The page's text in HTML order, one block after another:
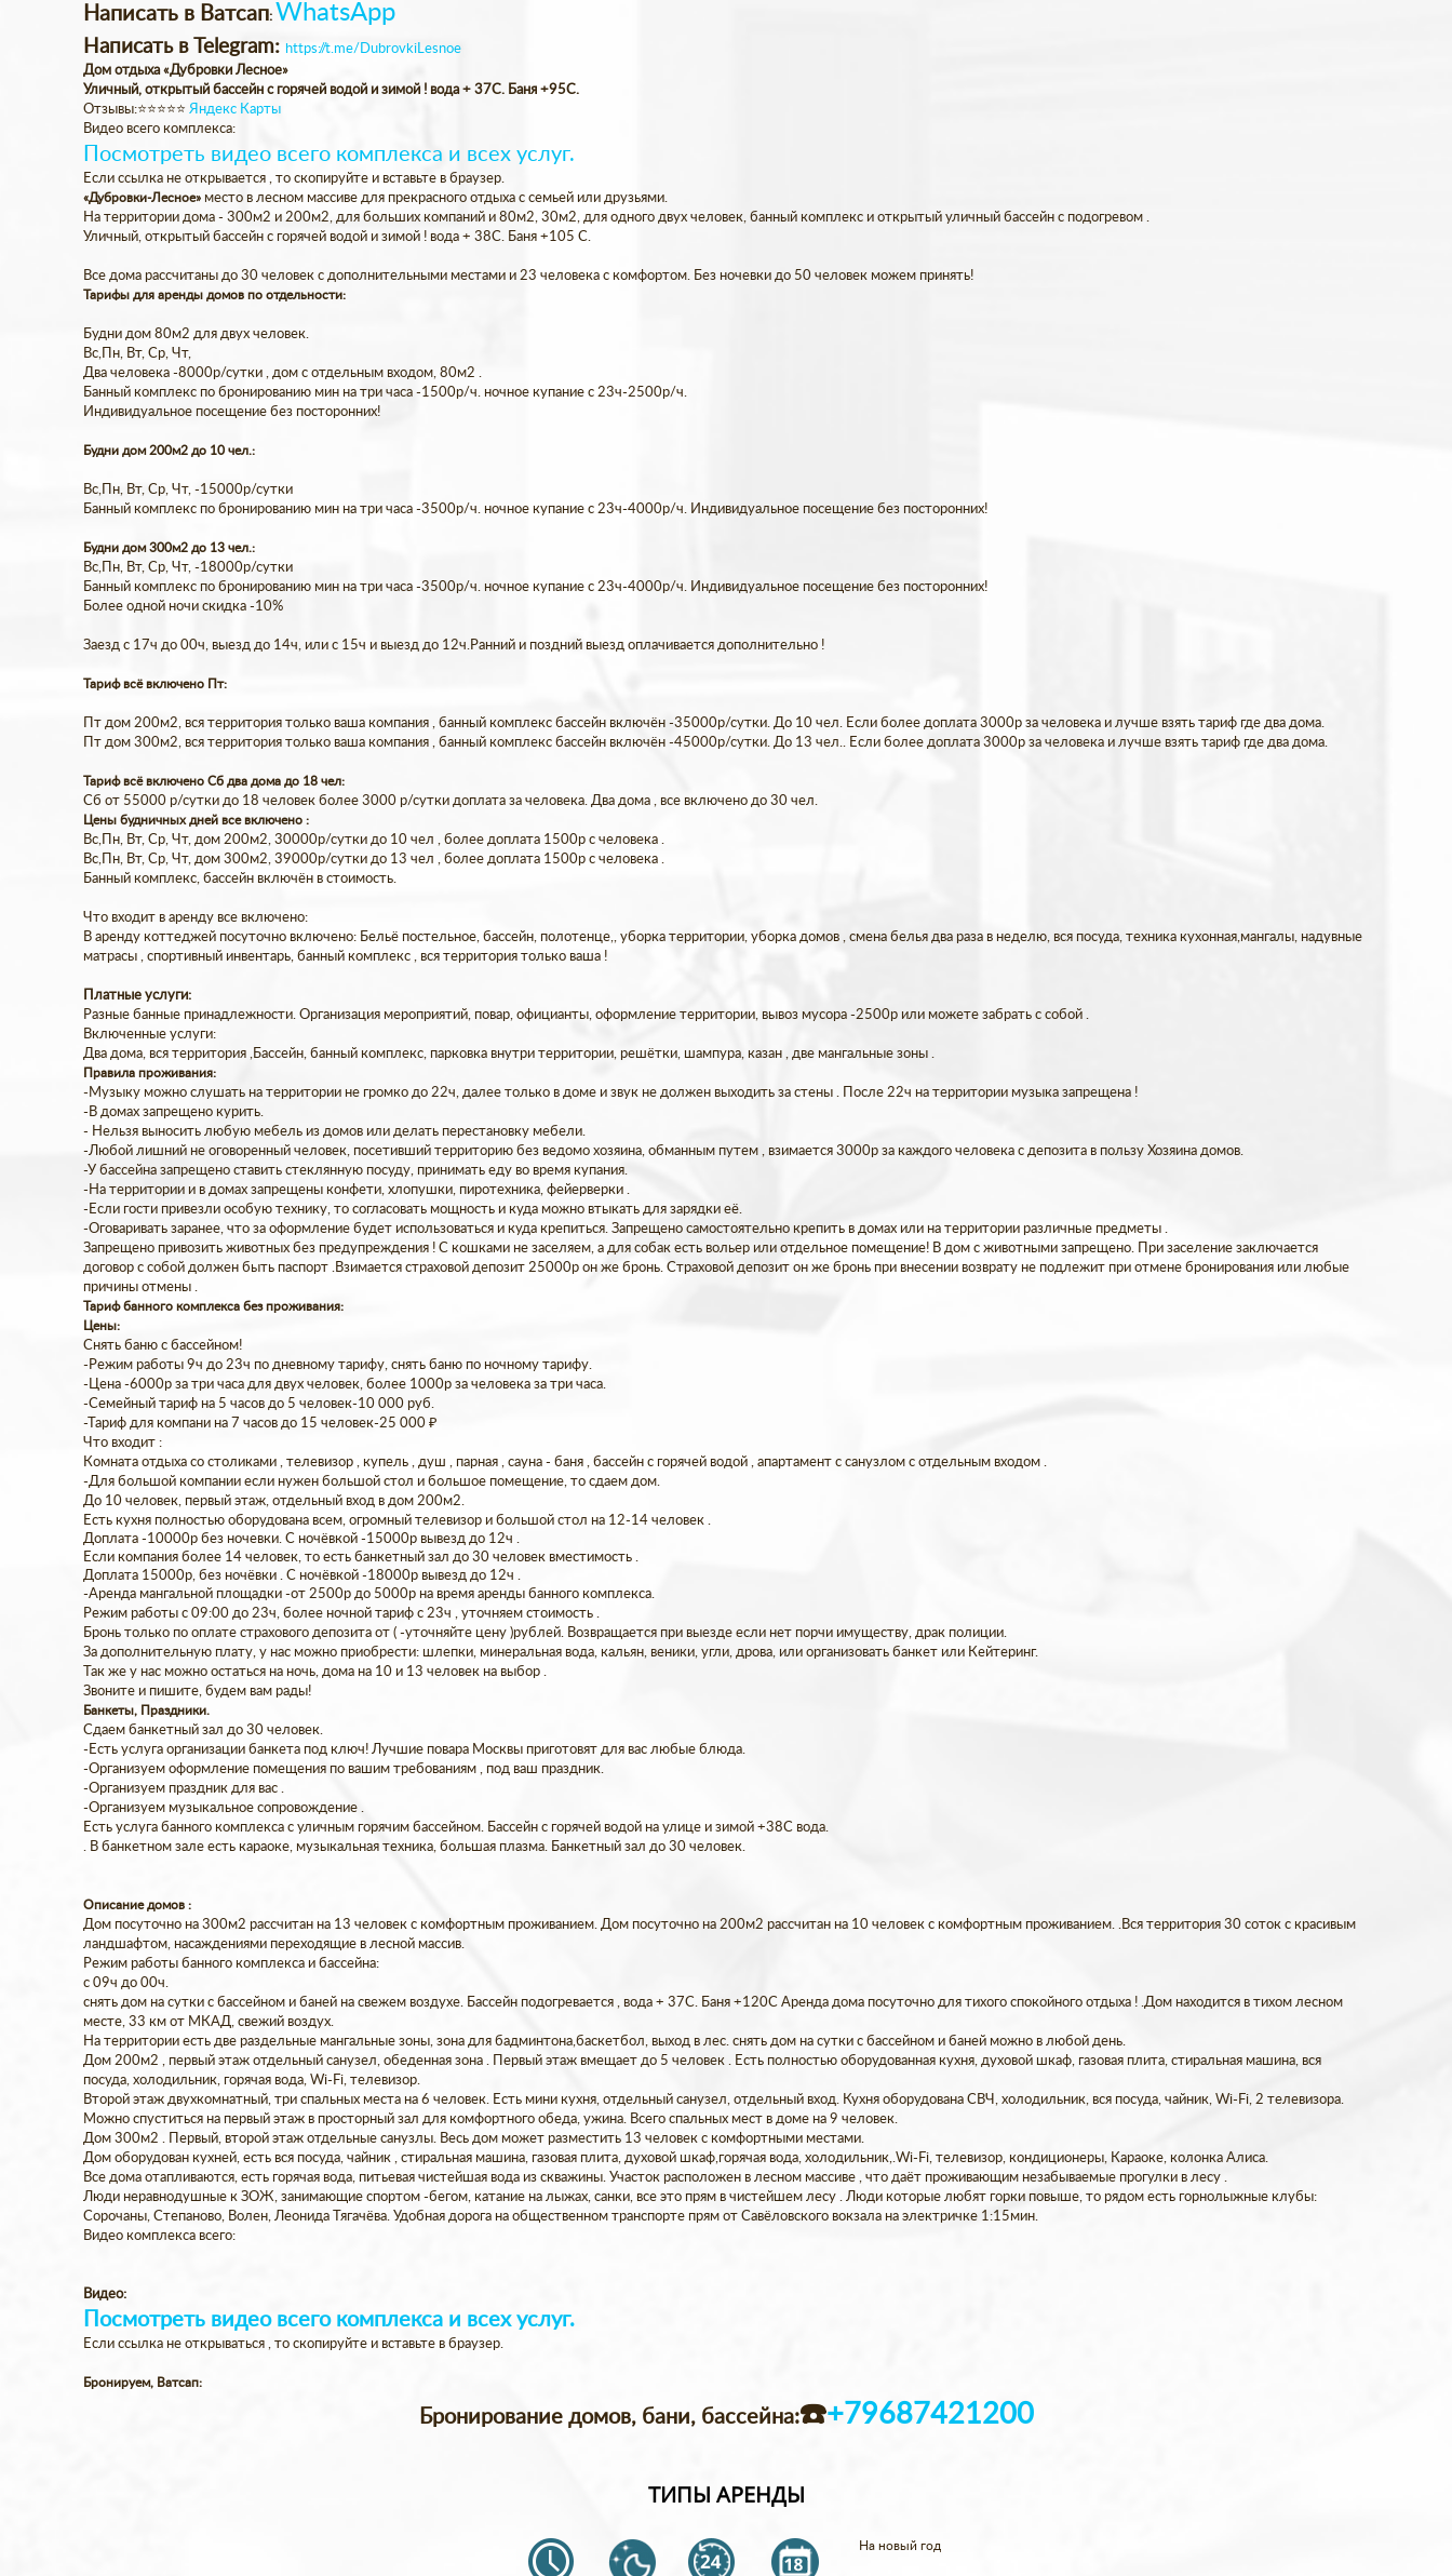
Написать в Ватсап: WhatsApp
Написать в Telegram: https://t.me/DubrovkiLesnoe
Дом отдыха «Дубровки Лесное»
Уличный, открытый бассейн с горячей водой и зимой ! вода + 37С. Баня +95С.
Отзывы:⭐️⭐️⭐️⭐️⭐️ Яндекс Карты
Видео всего комплекса:
Посмотреть видео всего комплекса и всех услуг.
Если ссылка не открывается , то скопируйте и вставьте в браузер.
«Дубровки-Лесное» место в лесном массиве для прекрасного отдыха с семьей или друзьями.
На территории дома - 300м2 и 200м2, для больших компаний и 80м2, 30м2, для одного двух человек, банный комплекс и открытый уличный бассейн с подогревом .
Уличный, открытый бассейн с горячей водой и зимой ! вода + 38С. Баня +105 С.
Все дома рассчитаны до 30 человек с дополнительными местами и 23 человека с комфортом. Без ночевки до 50 человек можем принять!
Тарифы для аренды домов по отдельности:
Будни дом 80м2 для двух человек.
Вс,Пн, Вт, Ср, Чт,
Два человека -8000р/сутки , дом с отдельным входом, 80м2 .
Банный комплекс по бронированию мин на три часа -1500р/ч. ночное купание с 23ч-2500р/ч.
Индивидуальное посещение без посторонних!
Будни дом 200м2 до 10 чел.:
Вс,Пн, Вт, Ср, Чт, -15000р/сутки
Банный комплекс по бронированию мин на три часа -3500р/ч. ночное купание с 23ч-4000р/ч. Индивидуальное посещение без посторонних!
Будни дом 300м2 до 13 чел.:
Вс,Пн, Вт, Ср, Чт, -18000р/сутки
Банный комплекс по бронированию мин на три часа -3500р/ч. ночное купание с 23ч-4000р/ч. Индивидуальное посещение без посторонних!
Более одной ночи скидка -10%
Заезд с 17ч до 00ч, выезд до 14ч, или с 15ч и выезд до 12ч.Ранний и поздний выезд оплачивается дополнительно !
Тариф всё включено Пт:
Пт дом 200м2, вся территория только ваша компания , банный комплекс бассейн включён -35000р/сутки. До 10 чел. Если более доплата 3000р за человека и лучше взять тариф где два дома.
Пт дом 300м2, вся территория только ваша компания , банный комплекс бассейн включён -45000р/сутки. До 13 чел.. Если более доплата 3000р за человека и лучше взять тариф где два дома.
Тариф всё включено Сб два дома до 18 чел:
Сб от 55000 р/сутки до 18 человек более 3000 р/сутки доплата за человека. Два дома , все включено до 30 чел.
Цены будничных дней все включено :
Вс,Пн, Вт, Ср, Чт, дом 200м2, 30000р/сутки до 10 чел , более доплата 1500р с человека .
Вс,Пн, Вт, Ср, Чт, дом 300м2, 39000р/сутки до 13 чел , более доплата 1500р с человека .
Банный комплекс, бассейн включён в стоимость.
Что входит в аренду все включено:
В аренду коттеджей посуточно включено: Бельё постельное, бассейн, полотенце,, уборка территории, уборка домов , смена белья два раза в неделю, вся посуда, техника кухонная,мангалы, надувные
матрасы , спортивный инвентарь, банный комплекс , вся территория только ваша !
Платные услуги:
Разные банные принадлежности. Организация мероприятий, повар, официанты, оформление территории, вывоз мусора -2500р или можете забрать с собой .
Включенные услуги:
Два дома, вся территория ,Бассейн, банный комплекс, парковка внутри территории, решётки, шампура, казан , две мангальные зоны .
Правила проживания:
-Музыку можно слушать на территории не громко до 22ч, далее только в доме и звук не должен выходить за стены . После 22ч на территории музыка запрещена !
-В домах запрещено курить.
- Нельзя выносить любую мебель из домов или делать перестановку мебели.
-Любой лишний не оговоренный человек, посетивший территорию без ведомо хозяина, обманным путем , взимается 3000р за каждого человека с депозита в пользу Хозяина домов.
-У бассейна запрещено ставить стеклянную посуду, принимать еду во время купания.
-На территории и в домах запрещены конфети, хлопушки, пиротехника, фейерверки .
-Если гости привезли особую технику, то согласовать мощность и куда можно втыкать для зарядки её.
-Оговаривать заранее, что за оформление будет использоваться и куда крепиться. Запрещено самостоятельно крепить в домах или на территории различные предметы .
Запрещено привозить животных без предупреждения ! С кошками не заселяем, а для собак есть вольер или отдельное помещение! В дом с животными запрещено. При заселение заключается
договор с собой должен быть паспорт .Взимается страховой депозит 25000р он же бронь. Страховой депозит он же бронь при внесении возврату не подлежит при отмене бронирования или любые
причины отмены .
Тариф банного комплекса без проживания:
Цены:
Снять баню с бассейном!
-Режим работы 9ч до 23ч по дневному тарифу, снять баню по ночному тарифу.
-Цена -6000р за три часа для двух человек, более 1000р за человека за три часа.
-Семейный тариф на 5 часов до 5 человек-10 000 руб.
-Тариф для компани на 7 часов до 15 человек-25 000 ₽
Что входит :
Комната отдыха со столиками , телевизор , купель , душ , парная , сауна - баня , бассейн с горячей водой , апартамент с санузлом с отдельным входом .
-Для большой компании если нужен большой стол и большое помещение, то сдаем дом.
До 10 человек, первый этаж, отдельный вход в дом 200м2.
Есть кухня полностью оборудована всем, огромный телевизор и большой стол на 12-14 человек .
Доплата -10000р без ночевки. С ночёвкой -15000р вывезд до 12ч .
Если компания более 14 человек, то есть банкетный зал до 30 человек вместимость .
Доплата 15000р, без ночёвки . С ночёвкой -18000р вывезд до 12ч .
-Аренда мангальной площадки -от 2500р до 5000р на время аренды банного комплекса.
Режим работы с 09:00 до 23ч, более ночной тариф с 23ч , уточняем стоимость .
Бронь только по оплате страхового депозита от ( -уточняйте цену )рублей. Возвращается при выезде если нет порчи имуществу, драк полиции.
За дополнительную плату, у нас можно приобрести: шлепки, минеральная вода, кальян, веники, угли, дрова, или организовать банкет или Кейтеринг.
Так же у нас можно остаться на ночь, дома на 10 и 13 человек на выбор .
Звоните и пишите, будем вам рады!
Банкеты, Праздники.
Сдаем банкетный зал до 30 человек.
-Есть услуга организации банкета под ключ! Лучшие повара Москвы приготовят для вас любые блюда.
-Организуем оформление помещения по вашим требованиям , под ваш праздник.
-Организуем праздник для вас .
-Организуем музыкальное сопровождение .
Есть услуга банного комплекса с уличным горячим бассейном. Бассейн с горячей водой на улице и зимой +38С вода.
. В банкетном зале есть караоке, музыкальная техника, большая плазма. Банкетный зал до 30 человек.
Описание домов :
Дом посуточно на 300м2 рассчитан на 13 человек с комфортным проживанием. Дом посуточно на 200м2 рассчитан на 10 человек с комфортным проживанием. .Вся территория 30 соток с красивым
ландшафтом, насаждениями переходящие в лесной массив.
Режим работы банного комплекса и бассейна:
с 09ч до 00ч.
снять дом на сутки с бассейном и баней на свежем воздухе. Бассейн подогревается , вода + 37С. Баня +120С Аренда дома посуточно для тихого спокойного отдыха ! .Дом находится в тихом лесном
месте, 33 км от МКАД, свежий воздух.
На территории есть две раздельные мангальные зоны, зона для бадминтона,баскетбол, выход в лес. снять дом на сутки с бассейном и баней можно в любой день.
Дом 200м2 , первый этаж отдельный санузел, обеденная зона . Первый этаж вмещает до 5 человек . Есть полностью оборудованная кухня, духовой шкаф, газовая плита, стиральная машина, вся
посуда, холодильник, горячая вода, Wi-Fi, телевизор.
Второй этаж двухкомнатный, три спальных места на 6 человек. Есть мини кухня, отдельный санузел, отдельный вход. Кухня оборудована СВЧ, холодильник, вся посуда, чайник, Wi-Fi, 2 телевизора.
Можно спуститься на первый этаж в просторный зал для комфортного обеда, ужина. Всего спальных мест в доме на 9 человек.
Дом 300м2 . Первый, второй этаж отдельные санузлы. Весь дом может разместить 13 человек с комфортными местами.
Дом оборудован кухней, есть вся посуда, чайник , стиральная машина, газовая плита, духовой шкаф,горячая вода, холодильник,.Wi-Fi, телевизор, кондиционеры, Караоке, колонка Алиса.
Все дома отапливаются, есть горячая вода, питьевая чистейшая вода из скважины. Участок расположен в лесном массиве , что даёт проживающим незабываемые прогулки в лесу .
Люди неравнодушные к ЗОЖ, занимающие спортом -бегом, катание на лыжах, санки, все это прям в чистейшем лесу . Люди которые любят горки повыше, то рядом есть горнолыжные клубы:
Сорочаны, Степаново, Волен, Леонида Тягачёва. Удобная дорога на общественном транспорте прям от Савёловского вокзала на электричке 1:15мин.
Видео комплекса всего:
Видео:
Посмотреть видео всего комплекса и всех услуг.
Если ссылка не открываться , то скопируйте и вставьте в браузер.
Бронируем, Ватсап:
Бронирование домов, бани, бассейна:☎️+79687421200
ТИПЫ АРЕНДЫ
На новый год